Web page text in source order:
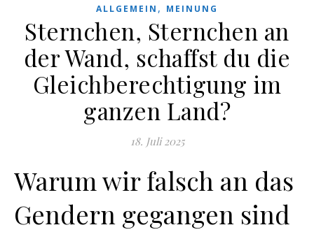
ALLGEMEIN , MEINUNG
Sternchen, Sternchen an
der Wand, schaffst du die
Gleichberechtigung im
ganzen Land?
18. Juli 2025
Warum wir falsch an das
Gendern gegangen sind